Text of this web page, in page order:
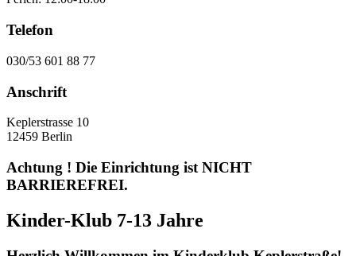
Telefon
030/53 601 88 77
Anschrift
Keplerstrasse 10
12459 Berlin
Achtung ! Die Einrichtung ist NICHT
BARRIEREFREI.
Kinder-Klub 7-13 Jahre